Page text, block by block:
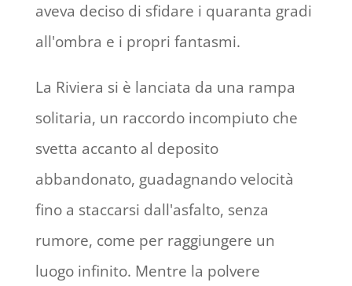
aveva deciso di sfidare i quaranta gradi
all'ombra e i propri fantasmi.
La Riviera si è lanciata da una rampa
solitaria, un raccordo incompiuto che
svetta accanto al deposito
abbandonato, guadagnando velocità
fino a staccarsi dall'asfalto, senza
rumore, come per raggiungere un
luogo infinito. Mentre la polvere